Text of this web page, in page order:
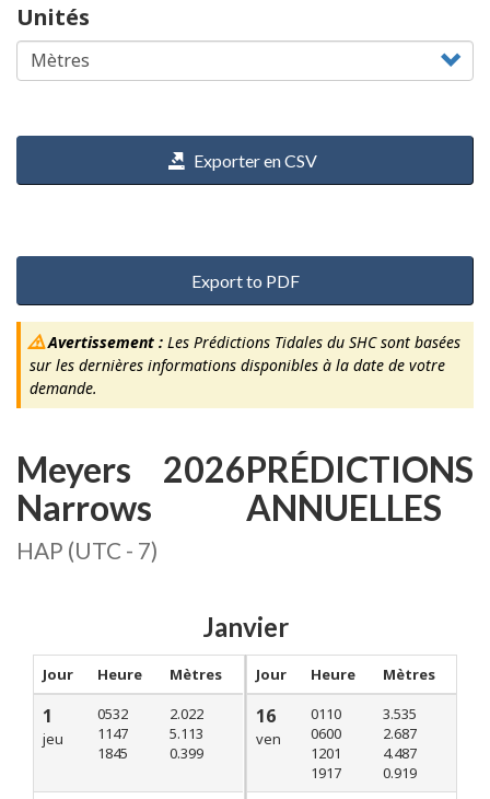
Unités
Exporter en CSV
Export to PDF
Avertissement :Les Prédictions Tidales du SHC sont basées
sur les dernières informations disponibles à la date de votre
demande.
Meyers
Narrows
HAP (UTC - 7)
2026PRÉDICTIONS
ANNUELLES
Janvier
Jour Heure Mètres
1
jeu
0532
1147
1845
2.022
5.113
0.399
Jour Heure Mètres
16
ven
0110
0600
1201
1917
3.535
2.687
4.487
0.919